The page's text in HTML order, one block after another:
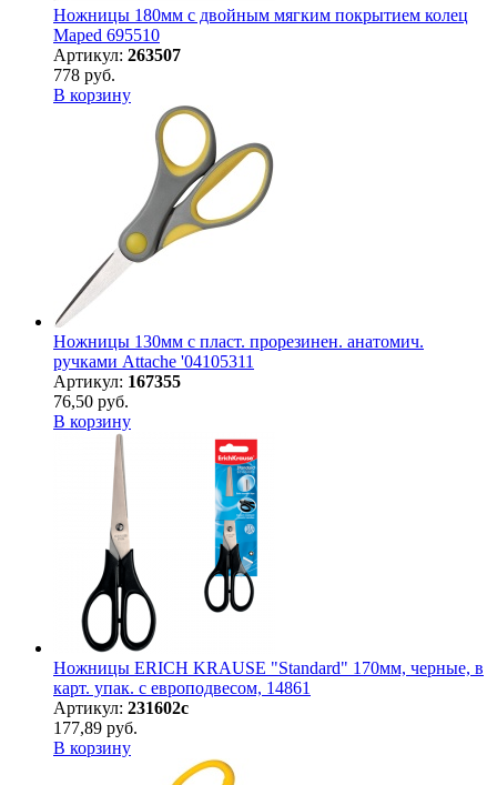
Ножницы 180мм с двойным мягким покрытием колец
Maped 695510
Артикул: 263507
778 руб.
В корзину
Ножницы 130мм с пласт. прорезинен. анатомич.
ручками Attache '04105311
Артикул: 167355
76,50 руб.
В корзину
Ножницы ERICH KRAUSE "Standard" 170мм, черные, в
карт. упак. с европодвесом, 14861
Артикул: 231602с
177,89 руб.
В корзину